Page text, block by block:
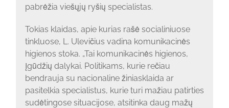
pabrėžia viešųjų ryšių specialistas.
Tokias klaidas, apie kurias rašė socialiniuose
tinkluose, L. Ulevičius vadina komunikacinės
higienos stoka. „Tai komunikacinės higienos,
įgūdžių dalykai. Politikams, kurie rečiau
bendrauja su nacionaline žiniasklaida ar
pasitelkia specialistus, kurie turi mažiau patirties
sudėtingose situacijose, atsitinka daug mažų